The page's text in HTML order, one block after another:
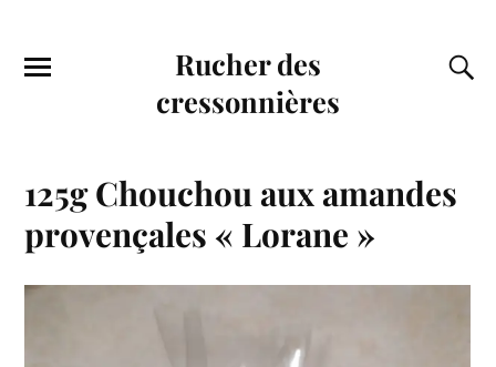
Rucher des
cressonnières
125g Chouchou aux amandes
provençales « Lorane »